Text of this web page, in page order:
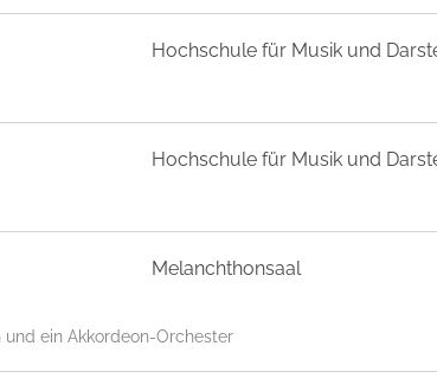
Hochschule für Musik und
Hochschule für Musik und
Melanchthonsaal
ein Akkordeon-Orchester